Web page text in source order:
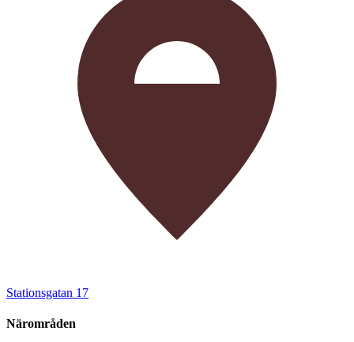
Stationsgatan 17
Närområden